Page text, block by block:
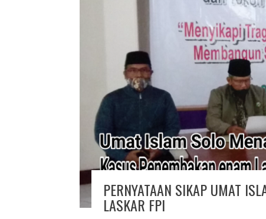
PERNYATAAN SIKAP UMAT
LASKAR FPI